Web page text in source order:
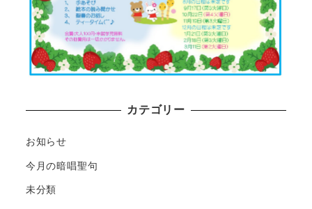
カテゴリー
お知らせ
今月の暗唱聖句
未分類